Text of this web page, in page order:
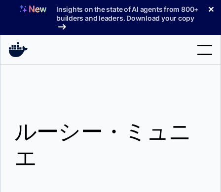
へ
Insights on the state of AI agents from 800+
builders and leaders. Download your copy
✕
料金プラン
ルーシー・ミュニ
エ